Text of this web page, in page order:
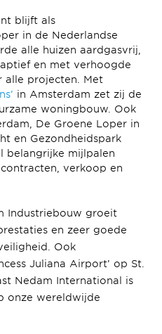
blijft als
in de Nederlandse
alle huizen aardgasvrij,
en met verhoogde
alle projecten. Met
in Amsterdam zet zij de
woningbouw. Ook
De Groene Loper in
en Gezondheidspark
belangrijke mijlpalen
verkoop en
Industriebouw groeit
en zeer goede
Ook
Juliana Airport’ op St.
Nedam International is
onze wereldwijde